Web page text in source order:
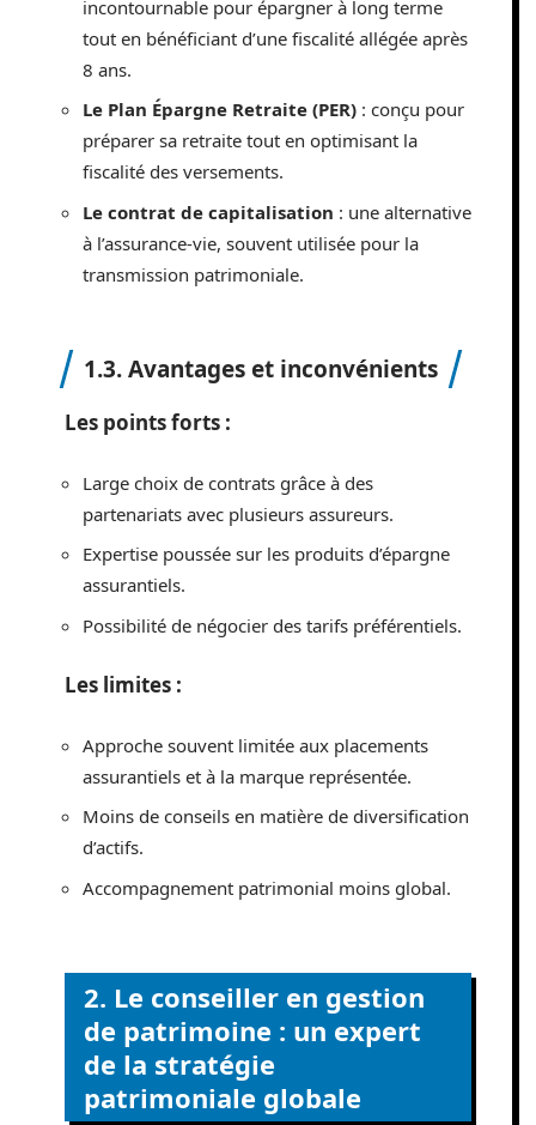
incontournable pour épargner à long terme
tout en bénéficiant d’une fiscalité allégée après
8 ans.
Le Plan Épargne Retraite (PER) : conçu pour
préparer sa retraite tout en optimisant la
fiscalité des versements.
Le contrat de capitalisation : une alternative
à l’assurance-vie, souvent utilisée pour la
transmission patrimoniale.
1.3. Avantages et inconvénients
Les points forts :
Large choix de contrats grâce à des
partenariats avec plusieurs assureurs.
Expertise poussée sur les produits d’épargne
assurantiels.
Possibilité de négocier des tarifs préférentiels.
Les limites :
Approche souvent limitée aux placements
assurantiels et à la marque représentée.
Moins de conseils en matière de diversification
d’actifs.
Accompagnement patrimonial moins global.
2. Le conseiller en gestion
de patrimoine : un expert
de la stratégie
patrimoniale globale